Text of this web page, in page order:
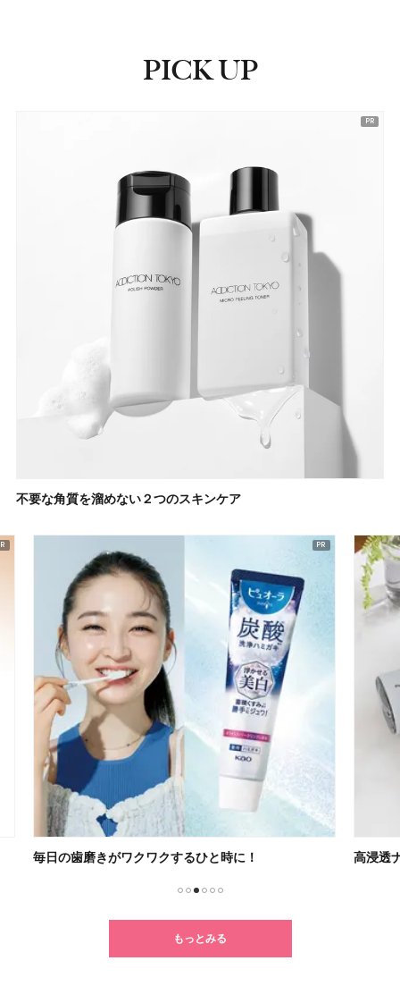
PICK UP
不要な角質を溜めない２つのスキンケア
高浸透ナノイー搭載の新ナノケア クセ
もっとみる